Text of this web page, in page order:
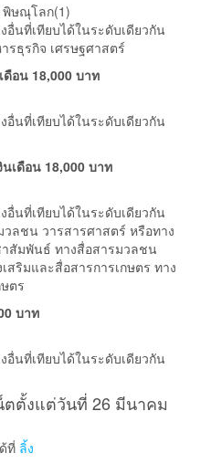
พิษณุโลก(1)
นที่เทียบได้ในระดับเดียวกัน
ธุรกิจ เศรษฐศาสตร์
ดือน 18,000 บาท
นที่เทียบได้ในระดับเดียวกัน
เดือน 18,000 บาท
นที่เทียบได้ในระดับเดียวกัน
ลชน วารสารศาสตร์ หรือทาง
สัมพันธ์ ทางสื่อสารมวลชน
สริมและสื่อสารการเกษตร ทาง
ตร
บาท
นที่เทียบได้ในระดับเดียวกัน
ตตั้งแต่วันที่ 26 มีนาคม
ที่ ลิ้ง